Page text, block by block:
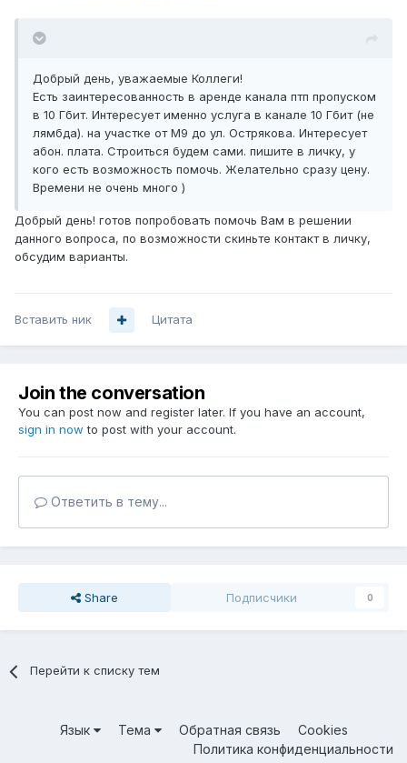
Добрый день, уважаемые Коллеги!
Есть заинтересованность в аренде канала птп пропуском
в 10 Гбит. Интересует именно услуга в канале 10 Гбит (не
лямбда). на участке от М9 до ул. Острякова. Интересует
абон. плата. Строиться будем сами. пишите в личку, у
кого есть возможность помочь. Желательно сразу цену.
Времени не очень много )
Добрый день! готов попробовать помочь Вам в решении
данного вопроса, по возможности скиньте контакт в личку,
обсудим варианты.
Вставить ник Цитата
Join the conversation
You can post now and register later. If you have an account,
sign in now to post with your account.
Ответить в тему...
Share Подписчики 0
Перейти к списку тем
Язык Тема Обратная связь
Cookies
Политика конфиденциальности